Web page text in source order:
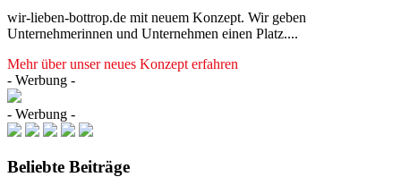
wir-lieben-bottrop.de mit neuem Konzept. Wir geben
Unternehmerinnen und Unternehmen einen Platz....
Mehr über unser neues Konzept erfahren
- Werbung -
- Werbung -
Beliebte Beiträge